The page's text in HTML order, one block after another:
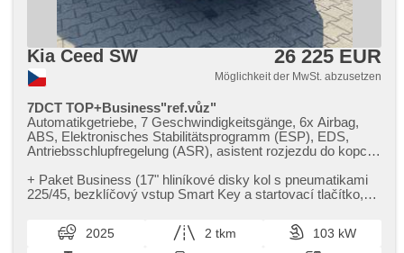
Kia Ceed SW 26 225 EUR
Möglichkeit der MwSt. abzusetzen
7DCT TOP+Business"ref.vůz"
Automatikgetriebe, 7 Geschwindigkeitsgänge, 6x Airbag,
ABS, Elektronisches Stabilitätsprogramm (ESP), EDS,
Antriebsschlupfregelung (ASR), asistent rozjezdu do kopce
Zonen Klimaanlage, Klimaautomatik, Tempomat, täglich
Leuchten, LED denní svícení, Alufelgen, erfüllt 'EURO VI',
bezklíčové startování, bezklíčové odemykání,
Scheibenwischersensor, Lenkrad einstellbar, beheizte
​+ Paket Business (17" hliníkové disky kol s pneumatikami
225/45,​ bezklíčový vstup Smart Key a startovací tlačítko,​
2025 2 tkm
103 kW